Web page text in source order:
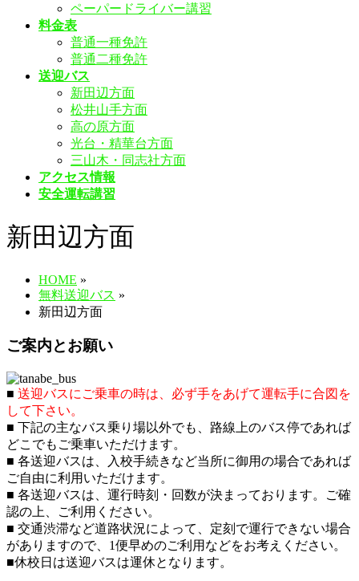
ペーパードライバー講習
料金表
普通一種免許
普通二種免許
送迎バス
新田辺方面
松井山手方面
高の原方面
光台・精華台方面
三山木・同志社方面
アクセス情報
安全運転講習
新田辺方面
HOME »
無料送迎バス »
新田辺方面
ご案内とお願い
■ 送迎バスにご乗車の時は、必ず手をあげて運転手に合図を
して下さい。
■ 下記の主なバス乗り場以外でも、路線上のバス停であれば
どこでもご乗車いただけます。
■ 各送迎バスは、入校手続きなど当所に御用の場合であれば
ご自由に利用いただけます。
■ 各送迎バスは、運行時刻・回数が決まっております。ご確
認の上、ご利用ください。
■ 交通渋滞など道路状況によって、定刻で運行できない場合
がありますので、1便早めのご利用などをお考えください。
■休校日は送迎バスは運休となります。